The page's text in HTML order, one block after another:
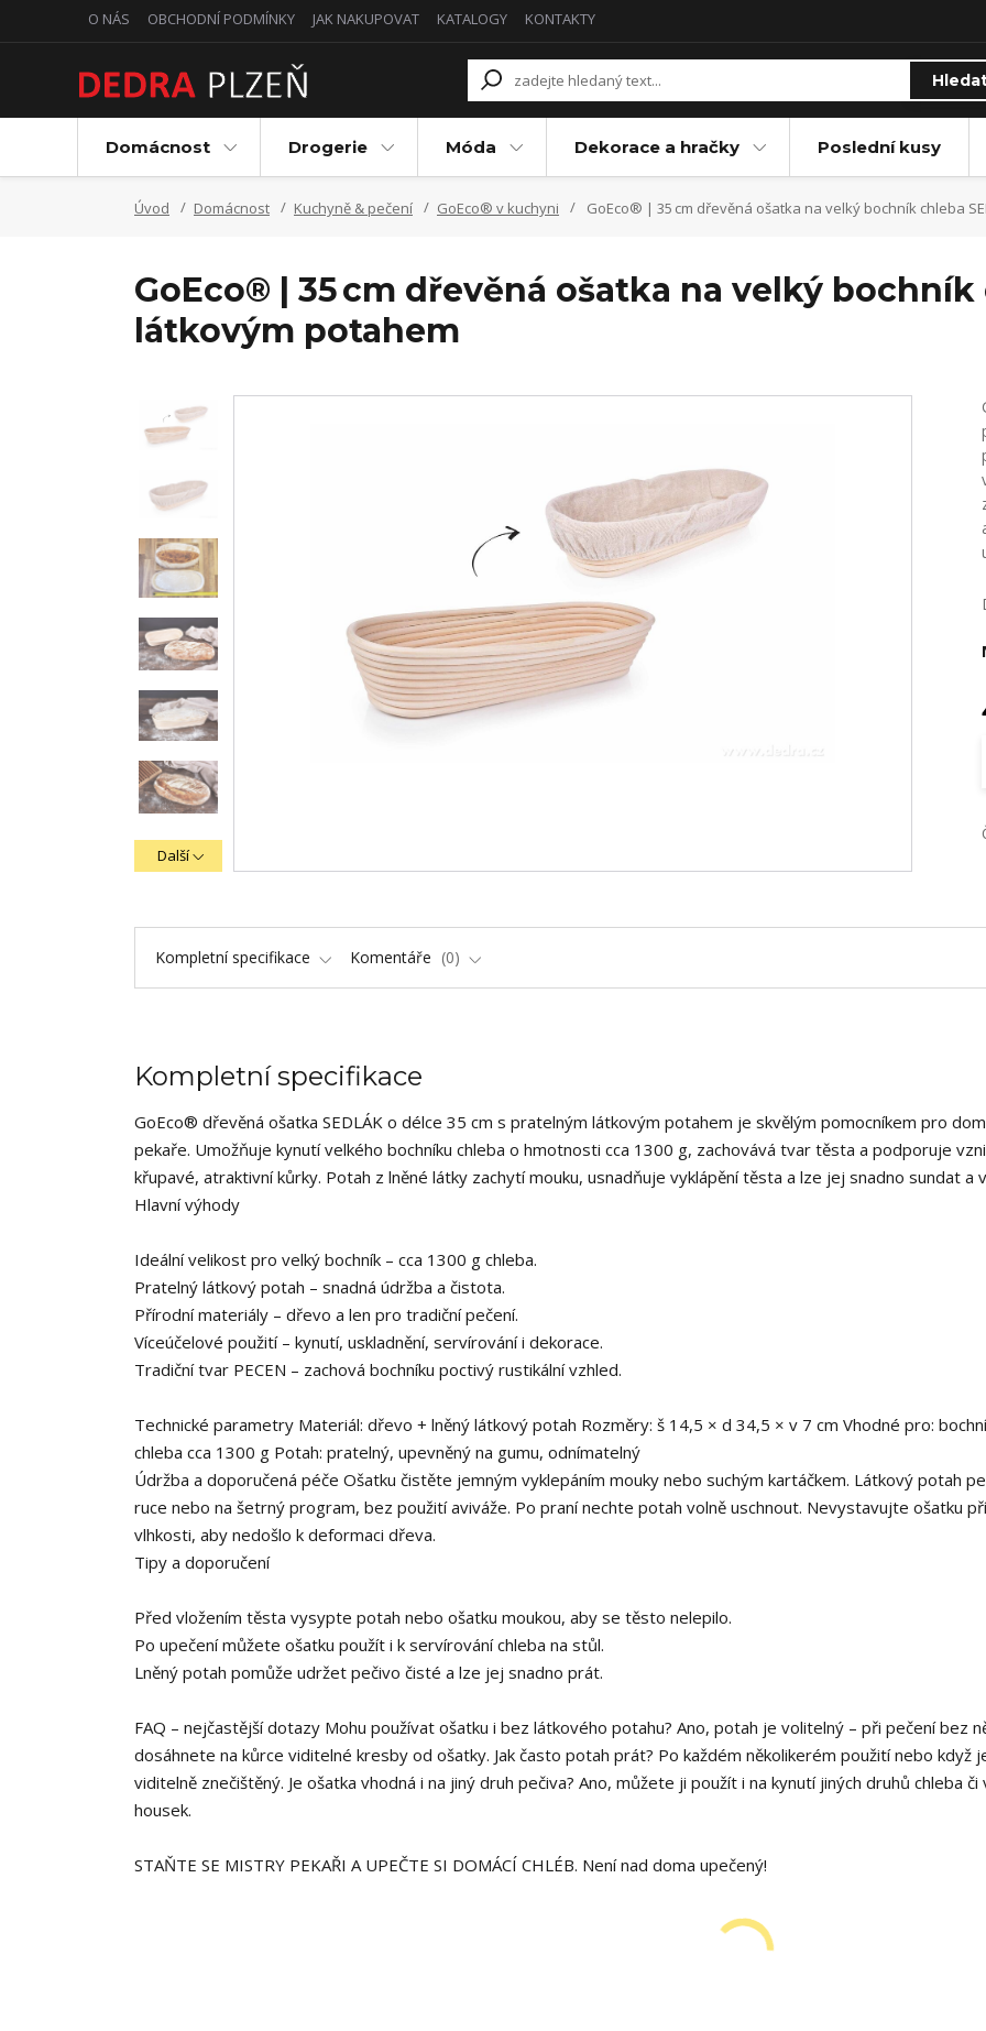
O NÁS OBCHODNÍ PODMÍNKY JAK NAKUPOVAT KATALOGY KONTAKTY
Domácnost Drogerie Móda Dekorace a hračky Poslední kusy
Úvod Domácnost Kuchyně & pečení GoEco® v kuchyni GoEco® | 35 cm dřevěná ošatka na velký bochník chleba
GoEco® | 35 cm dřevěná ošatka na velký bochník
látkovým potahem
Další
Kompletní specifikace Komentáře 0
Kompletní specifikace
GoEco® dřevěná ošatka SEDLÁK o délce 35 cm s pratelným látkovým potahem je skvělým pomocníkem pro
pekaře. Umožňuje kynutí velkého bochníku chleba o hmotnosti cca 1300 g, zachovává tvar těsta a podporuje
křupavé, atraktivní kůrky. Potah z lněné látky zachytí mouku, usnadňuje vyklápění těsta a lze jej snadno sundat a
Hlavní výhody
Ideální velikost pro velký bochník – cca 1300 g chleba.
Pratelný látkový potah – snadná údržba a čistota.
Přírodní materiály – dřevo a len pro tradiční pečení.
Víceúčelové použití – kynutí, uskladnění, servírování i dekorace.
Tradiční tvar PECEN – zachová bochníku poctivý rustikální vzhled.
Technické parametry Materiál: dřevo + lněný látkový potah Rozměry: š 14,5 × d 34,5 × v 7 cm Vhodné pro:
chleba cca 1300 g Potah: pratelný, upevněný na gumu, odnímatelný
Údržba a doporučená péče Ošatku čistěte jemným vyklepáním mouky nebo suchým kartáčkem. Látkový potah
ruce nebo na šetrný program, bez použití aviváže. Po praní nechte potah volně uschnout. Nevystavujte ošatku
vlhkosti, aby nedošlo k deformaci dřeva.
Tipy a doporučení
Před vložením těsta vysypte potah nebo ošatku moukou, aby se těsto nelepilo.
Po upečení můžete ošatku použít i k servírování chleba na stůl.
Lněný potah pomůže udržet pečivo čisté a lze jej snadno prát.
FAQ – nejčastější dotazy Mohu používat ošatku i bez látkového potahu? Ano, potah je volitelný – při pečení bez
dosáhnete na kůrce viditelné kresby od ošatky. Jak často potah prát? Po každém několikerém použití nebo když
viditelně znečištěný. Je ošatka vhodná i na jiný druh pečiva? Ano, můžete ji použít i na kynutí jiných druhů chleba či
housek.
STAŇTE SE MISTRY PEKAŘI A UPEČTE SI DOMÁCÍ CHLÉB. Není nad doma upečený!